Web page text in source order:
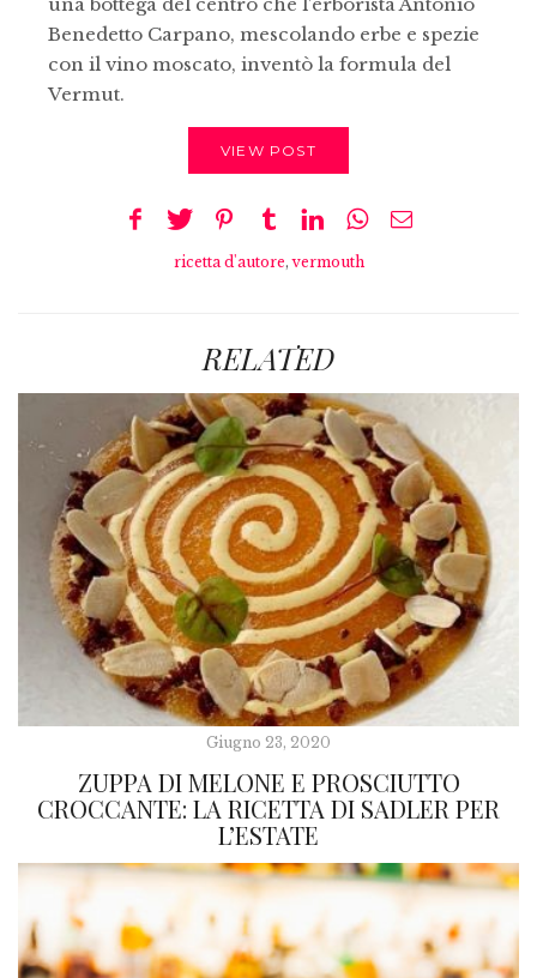
una bottega del centro che l’erborista Antonio
Benedetto Carpano, mescolando erbe e spezie
con il vino moscato, inventò la formula del
Vermut.
VIEW POST
ricetta d'autore,vermouth
RELATED
Giugno 23, 2020
ZUPPA DI MELONE E PROSCIUTTO
CROCCANTE: LA RICETTA DI SADLER PER
L’ESTATE